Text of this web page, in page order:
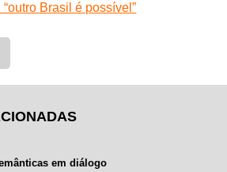
Brasil é possível”
em diálogo